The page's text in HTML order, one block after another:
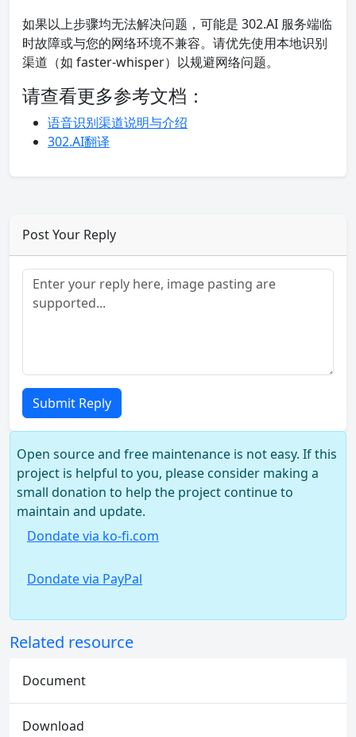
如果以上步骤均无法解决问题，可能是 302.AI 服务端临
时故障或与您的网络环境不兼容。请优先使用本地识别
渠道（如 faster-whisper）以规避网络问题。
请查看更多参考文档：
语音识别渠道说明与介绍
302.AI翻译
Post Your Reply
Submit Reply
Open source and free maintenance is not easy. If this
project is helpful to you, please consider making a
small donation to help the project continue to
maintain and update.
Dondate via ko-fi.com
Dondate via PayPal
Related resource
Document
Download